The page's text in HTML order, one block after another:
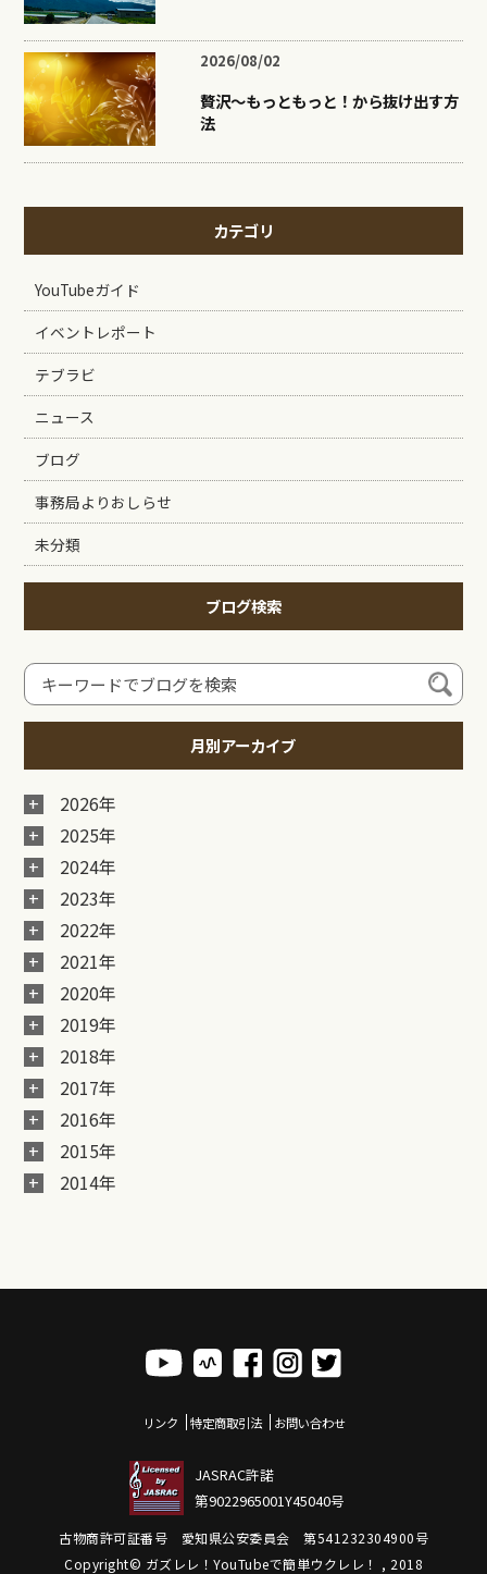
2026/08/02
贅沢〜もっともっと！から抜け出す方
法
カテゴリ
YouTubeガイド
イベントレポート
テブラビ
ニュース
ブログ
事務局よりおしらせ
未分類
ブログ検索
月別アーカイブ
2026年
2025年
2024年
2023年
2022年
2021年
2020年
2019年
2018年
2017年
2016年
2015年
2014年
リンク 特定商取引法 お問い合わせ
JASRAC許諾
第9022965001Y45040号
古物商許可証番号 愛知県公安委員会 第541232304900号
Copyright© ガズレレ！YouTubeで簡単ウクレレ！ , 2018